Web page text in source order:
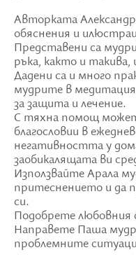
Авторката
обяснения и
Представени са
ръка, както и такива,
Дадени са и много
мудрите в
за защита и лечение.
С тяхна помощ
благословии в
негативността у
заобикалящата ви
Използвайте Арала
притеснението и да
си.
Подобрете любовния
Направете Паша
проблемните